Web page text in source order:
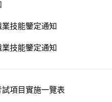
技能鑒定通知
技能鑒定通知
項目實施一覽表